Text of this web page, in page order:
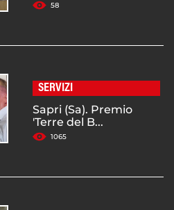
58
SERVIZI
Sapri (Sa). Premio
'Terre del B...
1065